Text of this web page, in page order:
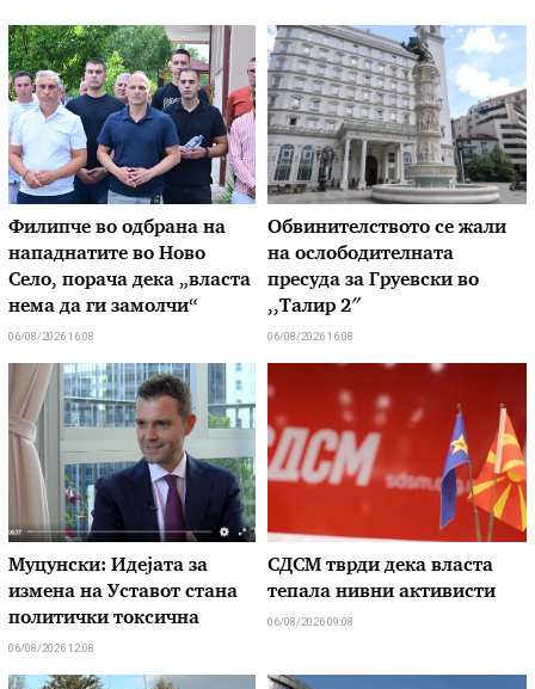
Филипче во одбрана на
нападнатите во Ново
Село, порача дека „власта
нема да ги замолчи“
06/08/2026 16:08
Обвинителството се жали
на ослободителната
пресуда за Груевски во
,,Талир 2″
06/08/2026 16:08
Муцунски: Идејата за
измена на Уставот стана
политички токсична
06/08/2026 12:08
СДСМ тврди дека власта
тепала нивни активисти
06/08/2026 09:08